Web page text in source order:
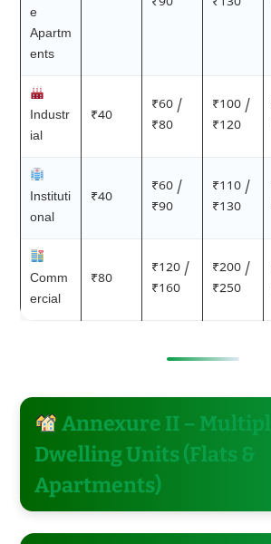
e
Apartm
ents
Industr
ial
₹40
₹60 /
₹80
₹100 /
₹120
Instituti
onal
₹40
₹60 /
₹90
₹110 /
₹130
Comm
ercial
₹80
₹120 /
₹160
₹200 /
₹250
Annexure II – Multiple
Dwelling Units (Flats &
Apartments)